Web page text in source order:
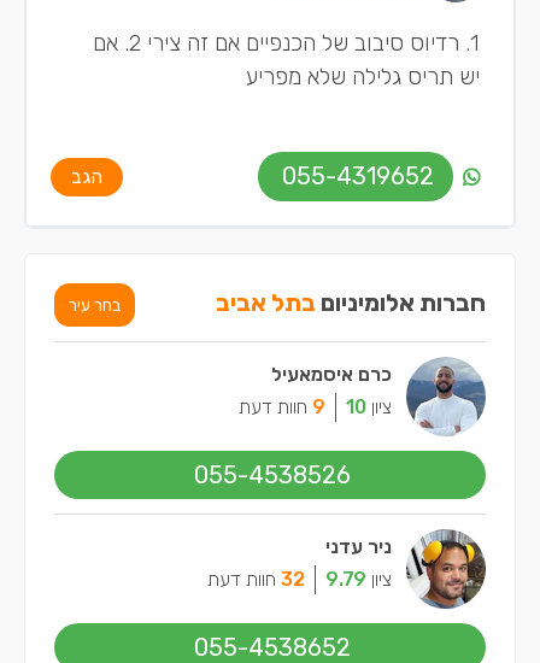
1. רדיוס סיבוב של הכנפיים אם זה צירי 2. אם
יש תריס גלילה שלא מפריע
055-4319652 הגב
חברות אלומיניום בתל אביב בחר עיר
כרם איסמאעיל
ציון 10
9 חוות דעת
055-4538526
ניר עדני
ציון 9.79
32 חוות דעת
055-4538652